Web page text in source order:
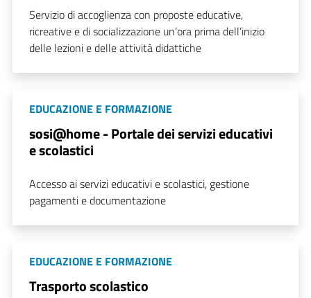
Servizio di accoglienza con proposte educative,
ricreative e di socializzazione un’ora prima dell’inizio
delle lezioni e delle attività didattiche
EDUCAZIONE E FORMAZIONE
sosi@home - Portale dei servizi educativi
e scolastici
Accesso ai servizi educativi e scolastici, gestione
pagamenti e documentazione
EDUCAZIONE E FORMAZIONE
Trasporto scolastico